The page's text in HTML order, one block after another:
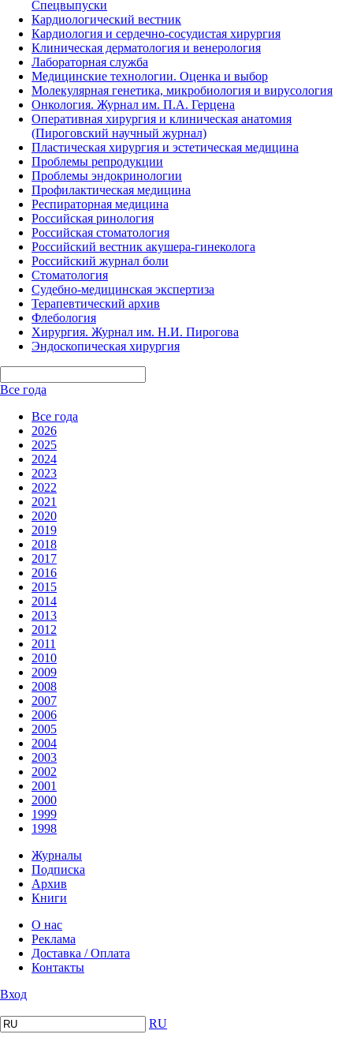
Спецвыпуски
Кардиологический вестник
Кардиология и сердечно-сосудистая хирургия
Клиническая дерматология и венерология
Лабораторная служба
Медицинские технологии. Оценка и выбор
Молекулярная генетика, микробиология и вирусология
Онкология. Журнал им. П.А. Герцена
Оперативная хирургия и клиническая анатомия
(Пироговский научный журнал)
Пластическая хирургия и эстетическая медицина
Проблемы репродукции
Проблемы эндокринологии
Профилактическая медицина
Респираторная медицина
Российская ринология
Российская стоматология
Российский вестник акушера-гинеколога
Российский журнал боли
Стоматология
Судебно-медицинская экспертиза
Терапевтический архив
Флебология
Хирургия. Журнал им. Н.И. Пирогова
Эндоскопическая хирургия
Все года
Все года
2026
2025
2024
2023
2022
2021
2020
2019
2018
2017
2016
2015
2014
2013
2012
2011
2010
2009
2008
2007
2006
2005
2004
2003
2002
2001
2000
1999
1998
Журналы
Подписка
Архив
Книги
О нас
Реклама
Доставка / Оплата
Контакты
Вход
RU